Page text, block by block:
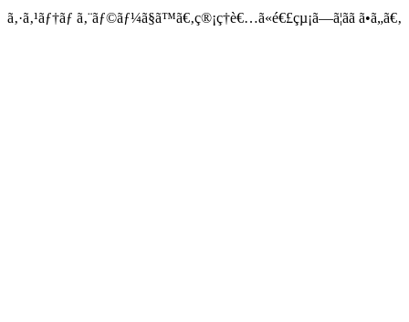
ã‚·ã‚¹ãƒ†ãƒ ã‚¨ãƒ©ãƒ¼ã§ã™ã€‚ç®¡ç†è€…ã«é€£çµ¡ã—ã¦ãã ã•ã„ã€‚